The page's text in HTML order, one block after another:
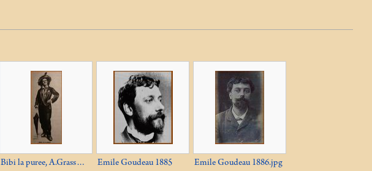
Bibi la puree, A.Grass…
Emile Goudeau 1885
Emile Goudeau 1886.jpg